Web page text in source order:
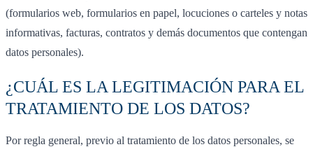
(formularios web, formularios en papel, locuciones o carteles y notas
informativas, facturas, contratos y demás documentos que contengan
datos personales).
¿CUÁL ES LA LEGITIMACIÓN PARA EL
TRATAMIENTO DE LOS DATOS?
Por regla general, previo al tratamiento de los datos personales, se